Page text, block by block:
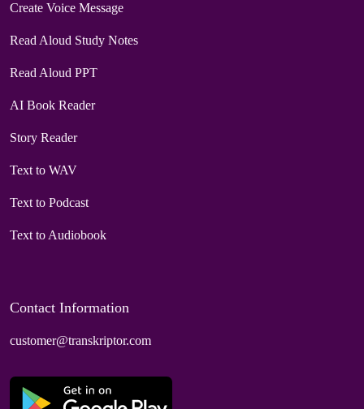
Create Voice Message
Read Aloud Study Notes
Read Aloud PPT
AI Book Reader
Story Reader
Text to WAV
Text to Podcast
Text to Audiobook
Contact Information
customer@transkriptor.com